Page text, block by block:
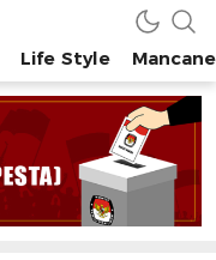
Life Style